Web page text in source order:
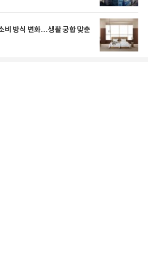
비 방식 변화…생활 궁합 맞춘